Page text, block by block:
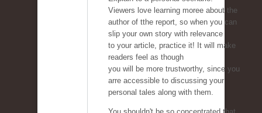
Viewers love learning moree about the
author of tthe report, so when you can
slip your own story with relevance
to your article, practice it! It will make
readers feel as though
you will be more trustworthy, since you
arre accessible to discussing your
personal tales along with them.